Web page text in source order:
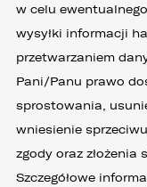
w celu
wysyłki informacji
przetwarzaniem
Pani/Panu prawo
sprostowania,
wniesienie
zgody oraz złożenia
Szczegółowe